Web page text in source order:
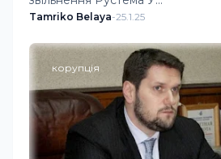
Tamriko Belaya-25.1.25
корупція